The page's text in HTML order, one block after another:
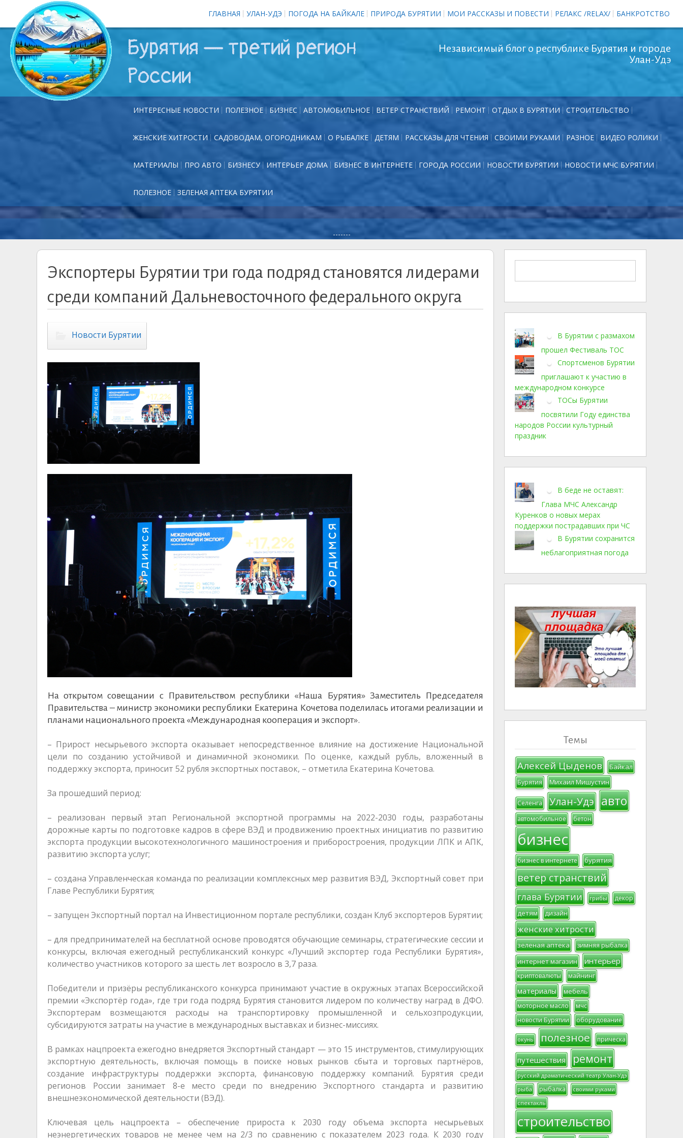
ГЛАВНАЯ УЛАН-УДЭ ПОГОДА НА БАЙКАЛЕ ПРИРОДА БУРЯТИИ МОИ РАССКАЗЫ И ПОВЕСТИ РЕЛАКС /RELAX/ БАНКРОТСТВО
Бурятия — третий регион
России
Независимый блог о республике Бурятия и городе
Улан-Удэ
ИНТЕРЕСНЫЕ НОВОСТИ ПОЛЕЗНОЕ БИЗНЕС АВТОМОБИЛЬНОЕ ВЕТЕР СТРАНСТВИЙ РЕМОНТ ОТДЫХ В БУРЯТИИ СТРОИТЕЛЬСТВО
ЖЕНСКИЕ ХИТРОСТИ САДОВОДАМ, ОГОРОДНИКАМ О РЫБАЛКЕ ДЕТЯМ РАССКАЗЫ ДЛЯ ЧТЕНИЯ СВОИМИ РУКАМИ РАЗНОЕ ВИДЕО РОЛИКИ
МАТЕРИАЛЫ ПРО АВТО БИЗНЕСУ ИНТЕРЬЕР ДОМА БИЗНЕС В ИНТЕРНЕТЕ ГОРОДА РОССИИ НОВОСТИ БУРЯТИИ НОВОСТИ МЧС БУРЯТИИ
ПОЛЕЗНОЕ ЗЕЛЕНАЯ АПТЕКА БУРЯТИИ
-------
Экспортеры Бурятии три года подряд становятся лидерами
среди компаний Дальневосточного федерального округа
Новости Бурятии
На открытом совещании с Правительством республики «Наша Бурятия» Заместитель Председателя
Правительства – министр экономики республики Екатерина Кочетова поделилась итогами реализации и
планами национального проекта «Международная кооперация и экспорт».
– Прирост несырьевого экспорта оказывает непосредственное влияние на достижение Национальной
цели по созданию устойчивой и динамичной экономики. По оценке, каждый рубль, вложенный в
поддержку экспорта, приносит 52 рубля экспортных поставок, – отметила Екатерина Кочетова.
За прошедший период:
– реализован первый этап Региональной экспортной программы на 2022-2030 годы, разработаны
дорожные карты по подготовке кадров в сфере ВЭД и продвижению проектных инициатив по развитию
экспорта продукции высокотехнологичного машиностроения и приборостроения, продукции ЛПК и АПК,
развитию экспорта услуг;
– создана Управленческая команда по реализации комплексных мер развития ВЭД, Экспортный совет при
Главе Республики Бурятия;
– запущен Экспортный портал на Инвестиционном портале республики, создан Клуб экспортеров Бурятии;
– для предпринимателей на бесплатной основе проводятся обучающие семинары, стратегические сессии и
конкурсы, включая ежегодный республиканский конкурс «Лучший экспортер года Республики Бурятия»,
количество участников которого за шесть лет возросло в 3,7 раза.
Победители и призёры республиканского конкурса принимают участие в окружных этапах Всероссийской
премии «Экспортёр года», где три года подряд Бурятия становится лидером по количеству наград в ДФО.
Экспортерам возмещаются расходы на транспортировку промышленной и сельхозпродукции,
субсидируются затраты на участие в международных выставках и бизнес-миссиях.
В рамках нацпроекта ежегодно внедряется Экспортный стандарт — это 15 инструментов, стимулирующих
экспортную деятельность, включая помощь в поиске новых рынков сбыта и торговых партнёров,
создание инфраструктуры поддержки экспорта, финансовую поддержку компаний. Бурятия среди
регионов России занимает 8-е место среди по внедрению Экспортного стандарта и развитию
внешнеэкономической деятельности (ВЭД).
Ключевая цель нацпроекта – обеспечение прироста к 2030 году объема экспорта несырьевых
неэнергетических товаров не менее чем на 2/3 по сравнению с показателем 2023 года. К 2030 году
В Бурятии с размахом
прошел Фестиваль ТОС
Спортсменов Бурятии
приглашают к участию в
международном конкурсе
ТОСы Бурятии
посвятили Году единства
народов России культурный
праздник
В беде не оставят:
Глава МЧС Александр
Куренков о новых мерах
поддержки пострадавших при ЧС
В Бурятии сохранится
неблагоприятная погода
Темы
Алексей Цыденов Байкал
Бурятия Михаил Мишустин
Селенга Улан-Удэ авто
автомобильное бетон
бизнес
бизнес в интернете бурятия
ветер странствий
глава Бурятии грибы декор
детям дизайн
женские хитрости
зеленая аптека зимняя рыбалка
интернет магазин интерьер
криптовалюты майнинг
материалы мебель
моторное масло
мчс
новости Бурятии
оборудование
окунь полезное прическа
путешествия ремонт
русский драматический театр Улан-Удэ
рыба
рыбалка
своими руками
спектакль
строительство